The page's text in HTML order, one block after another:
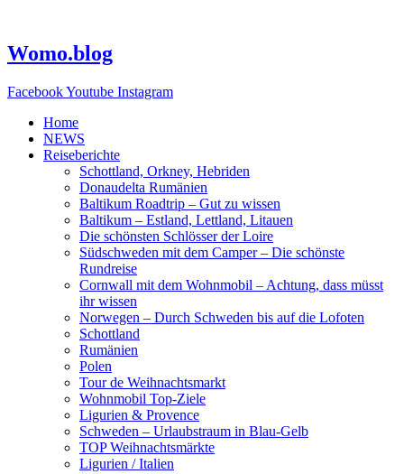
springen
Womo.blog
FacebookYoutube Instagram
Home
NEWS
Reiseberichte
Schottland, Orkney, Hebriden
Donaudelta Rumänien
Baltikum Roadtrip – Gut zu wissen
Baltikum – Estland, Lettland, Litauen
Die schönsten Schlösser der Loire
Südschweden mit dem Camper – Die schönste
Rundreise
Cornwall mit dem Wohnmobil – Achtung, dass müsst
ihr wissen
Norwegen – Durch Schweden bis auf die Lofoten
Schottland
Rumänien
Polen
Tour de Weihnachtsmarkt
Wohnmobil Top-Ziele
Ligurien & Provence
Schweden – Urlaubstraum in Blau-Gelb
TOP Weihnachtsmärkte
Ligurien / Italien